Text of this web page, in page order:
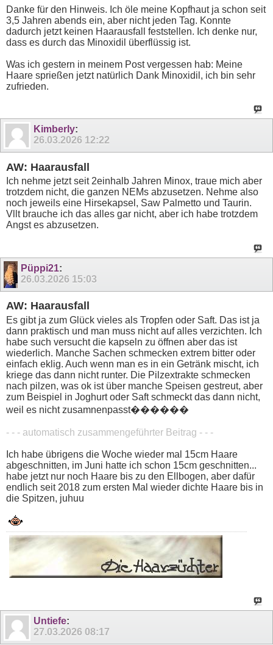
Danke für den Hinweis. Ich öle meine Kopfhaut ja schon seit
3,5 Jahren abends ein, aber nicht jeden Tag. Konnte
dadurch jetzt keinen Haarausfall feststellen. Ich denke nur,
dass es durch das Minoxidil überflüssig ist.
Was ich gestern in meinem Post vergessen hab: Meine
Haare sprießen jetzt natürlich Dank Minoxidil, ich bin sehr
zufrieden.
Kimberly:
26.03.2026 12:22
AW: Haarausfall
Ich nehme jetzt seit 2einhalb Jahren Minox, traue mich aber
trotzdem nicht, die ganzen NEMs abzusetzen. Nehme also
noch jeweils eine Hirsekapsel, Saw Palmetto und Taurin.
Vllt brauche ich das alles gar nicht, aber ich habe trotzdem
Angst es abzusetzen.
Püppi21:
26.03.2026 15:03
AW: Haarausfall
Es gibt ja zum Glück vieles als Tropfen oder Saft. Das ist ja
dann praktisch und man muss nicht auf alles verzichten. Ich
habe such versucht die kapseln zu öffnen aber das ist
wiederlich. Manche Sachen schmecken extrem bitter oder
einfach eklig. Auch wenn man es in ein Getränk mischt, ich
kriege das dann nicht runter. Die Pilzextrakte schmecken
nach pilzen, was ok ist über manche Speisen gestreut, aber
zum Beispiel in Joghurt oder Saft schmeckt das dann nicht,
weil es nicht zusamnenpasst������
- - - automatisch zusammengeführter Beitrag - - -
Ich habe übrigens die Woche wieder mal 15cm Haare
abgeschnitten, im Juni hatte ich schon 15cm geschnitten...
habe jetzt nur noch Haare bis zu den Ellbogen, aber dafür
endlich seit 2018 zum ersten Mal wieder dichte Haare bis in
die Spitzen, juhuu
Untiefe:
27.03.2026 08:17